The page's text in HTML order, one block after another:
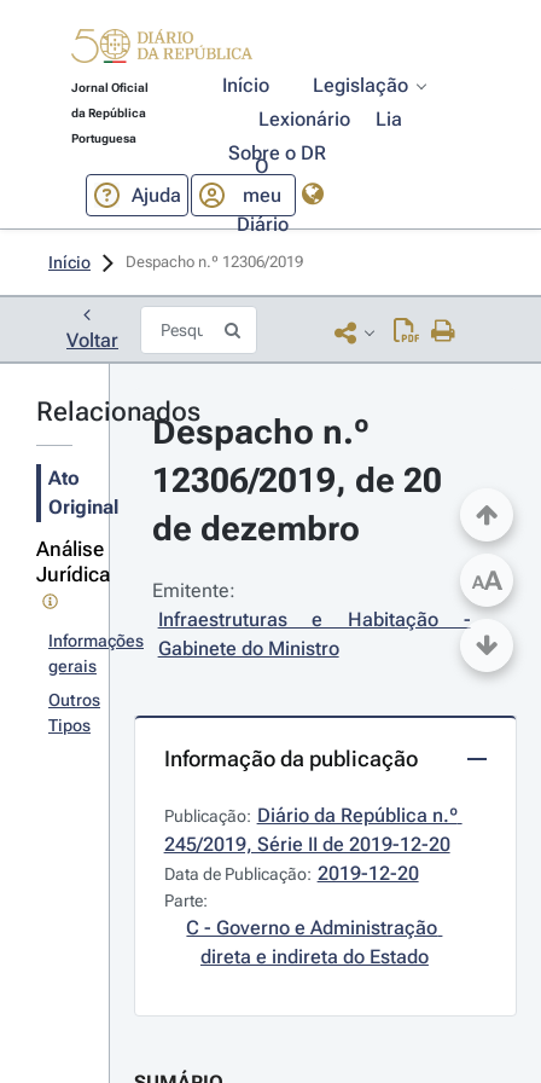
Jornal Oficial
da República
Portuguesa
Início
Legislação
Lexionário
Lia
Sobre o DR
Ajuda
O
meu
Diário
Início Despacho n.º 12306/2019
Voltar
Relacionados
Ato
Original
Análise
Jurídica
Informações
gerais
Outros
Tipos
Despacho n.º
12306/2019, de 20
de dezembro
Emitente:
Infraestruturas e Habitação -
Gabinete do Ministro
Informação da publicação
Publicação: Diário da República n.º
245/2019, Série II de 2019-12-20
Data de Publicação: 2019-12-20
Parte:
C - Governo e Administração
direta e indireta do Estado
AA